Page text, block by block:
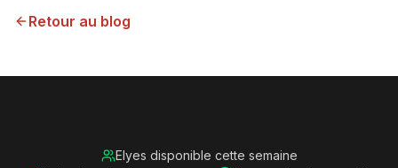
Retour au blog
Elyes disponible cette semaine